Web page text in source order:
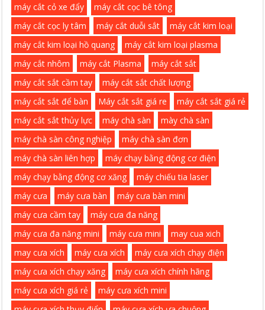
máy cắt cỏ xe đẩy
máy cắt cọc bê tông
máy cắt cọc ly tâm
máy cắt duỗi sắt
máy cắt kim loại
máy cắt kim loại hồ quang
máy cắt kim loại plasma
máy cắt nhôm
máy cắt Plasma
máy cắt sắt
máy cắt sắt cầm tay
máy cắt sắt chất lượng
máy cắt sắt để bàn
Máy cắt sắt giá re
máy cắt sắt giá rẻ
máy cắt sắt thủy lực
máy chà sàn
mày chà sàn
máy chà sàn công nghiệp
máy chà sàn đơn
máy chà sàn liên hợp
máy chạy bằng động cơ điện
máy chạy bằng động cơ xăng
máy chiếu tia laser
máy cưa
máy cưa bàn
máy cưa bàn mini
máy cưa cầm tay
máy cưa đa năng
máy cưa đa năng mini
máy cưa mini
may cua xich
may cưa xích
máy cưa xích
máy cưa xích chạy điện
máy cưa xích chạy xăng
máy cưa xích chính hãng
máy cưa xích giá rẻ
máy cưa xích mini